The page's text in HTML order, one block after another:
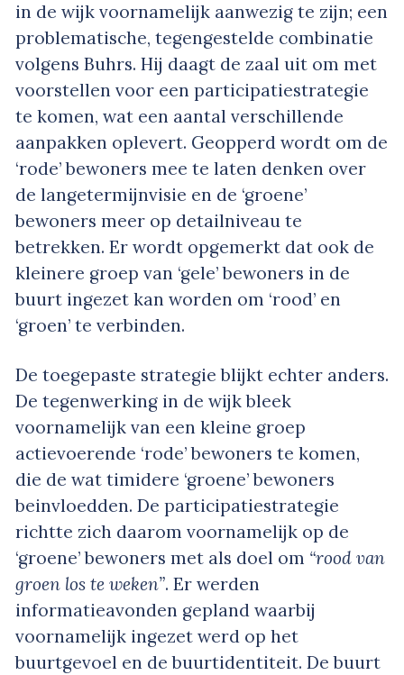
in de wijk voornamelijk aanwezig te zijn; een
problematische, tegengestelde combinatie
volgens Buhrs. Hij daagt de zaal uit om met
voorstellen voor een participatiestrategie
te komen, wat een aantal verschillende
aanpakken oplevert. Geopperd wordt om de
‘rode’ bewoners mee te laten denken over
de langetermijnvisie en de ‘groene’
bewoners meer op detailniveau te
betrekken. Er wordt opgemerkt dat ook de
kleinere groep van ‘gele’ bewoners in de
buurt ingezet kan worden om ‘rood’ en
‘groen’ te verbinden.
De toegepaste strategie blijkt echter anders.
De tegenwerking in de wijk bleek
voornamelijk van een kleine groep
actievoerende ‘rode’ bewoners te komen,
die de wat timidere ‘groene’ bewoners
beinvloedden. De participatiestrategie
richtte zich daarom voornamelijk op de
‘groene’ bewoners met als doel om “rood van
groen los te weken”. Er werden
informatieavonden gepland waarbij
voornamelijk ingezet werd op het
buurtgevoel en de buurtidentiteit. De buurt